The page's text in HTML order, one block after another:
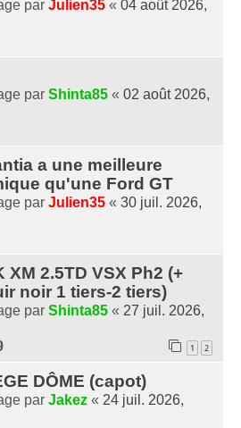
par Julien35 « 04 août 2026,
par Shinta85 « 02 août 2026,
a une meilleure
qu'une Ford GT
par Julien35 « 30 juil. 2026,
XM 2.5TD VSX Ph2 (+
noir 1 tiers-2 tiers)
par Shinta85 « 27 juil. 2026,
1 2
DÔME (capot)
par Jakez « 24 juil. 2026,